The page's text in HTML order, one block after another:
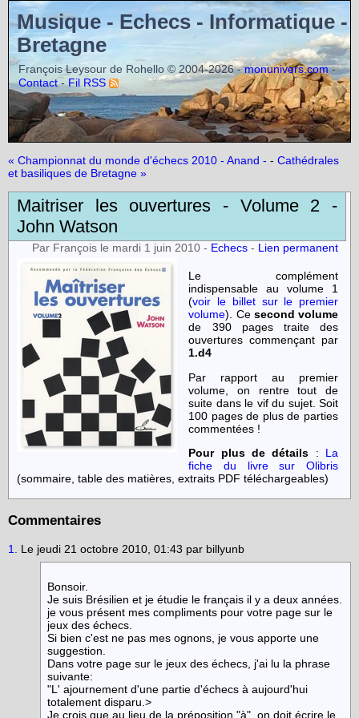
Musique - Echecs - Informatique -
Bretagne
François Leysour de Rohello © 2004-2026 -monunivers.com-
Contact-Fil RSS
« Championnat du monde d'échecs 2010 - Anand - - Cathédrales
et basiliques de Bretagne »
Maitriser les ouvertures - Volume 2 -
John Watson
Par François le mardi 1 juin 2010 - Echecs - Lien permanent
Le complément
indispensable au volume 1
(voir le billet sur le premier
volume). Ce second volume
de 390 pages traite des
ouvertures commençant par
1.d4
Par rapport au premier
volume, on rentre tout de
suite dans le vif du sujet. Soit
100 pages de plus de parties
commentées !
Pour plus de détails : La
fiche du livre sur Olibris
(sommaire, table des matières, extraits PDF téléchargeables)
Commentaires
1. Le jeudi 21 octobre 2010, 01:43 par billyunb
Bonsoir.
Je suis Brésilien et je étudie le français il y a deux années.
je vous présent mes compliments pour votre page sur le
jeux des échecs.
Si bien c'est ne pas mes ognons, je vous apporte une
suggestion.
Dans votre page sur le jeux des échecs, j'ai lu la phrase
suivante:
"L' ajournement d'une partie d'échecs à aujourd'hui
totalement disparu.>
Je crois que au lieu de la préposition "à", on doit écrire le